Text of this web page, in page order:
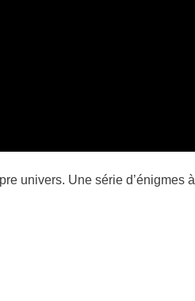
univers. Une série d’énigmes à